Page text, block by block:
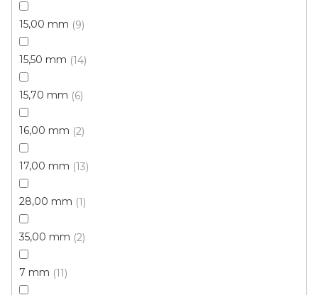
15,00 mm 9
15,50 mm 14
15,70 mm 6
16,00 mm 2
17,00 mm 13
28,00 mm 1
35,00 mm 2
7 mm 11
Metrážový koberec CASTOR 43
420 Kč
4 m